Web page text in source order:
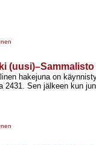
hakejuna on
2431. Sen jälkeen kun